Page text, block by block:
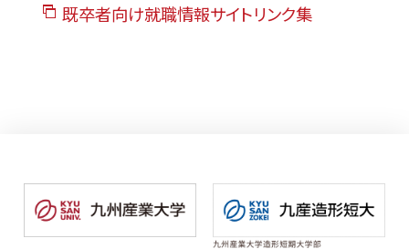
既卒者向け就職情報サイトリンク集